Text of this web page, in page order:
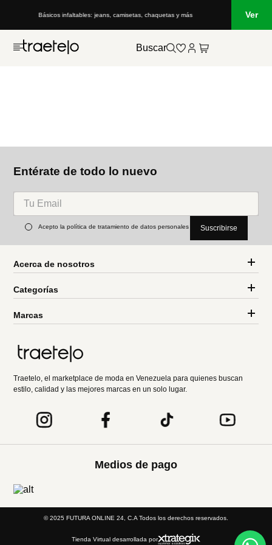
Básicos infaltables: jeans, camisetas, chaquetas y más Ver
Buscar
Entérate de todo lo nuevo
Acepto la política de tratamiento de datos personales Suscribirse
Acerca de nosotros
Categorías
Marcas
Traetelo, el marketplace de moda en Venezuela para quienes buscan
estilo, calidad y las mejores marcas en un solo lugar.
Medios de pago
© 2025 FUTURA ONLINE 24, C.A Todos los derechos reservados.
Tienda Virtual desarrollada por